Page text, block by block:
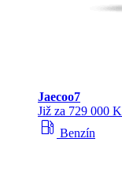
Jaecoo7
Již za 729 000
local_gas_station Benzín